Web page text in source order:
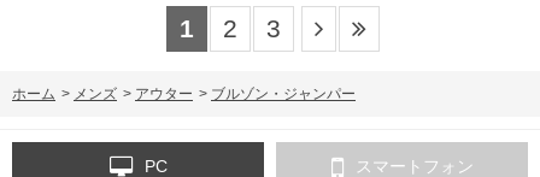
1 2 3
ホーム > メンズ > アウター > ブルゾン・ジャンパー
PC スマートフォン